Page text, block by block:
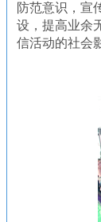
防范意识，宣
设，提高业余
信活动的社会